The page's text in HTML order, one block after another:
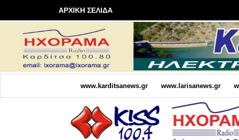
ΑΡΧΙΚΗ ΣΕΛΙΔΑ
www.karditsanews.gr www.larisanews.gr